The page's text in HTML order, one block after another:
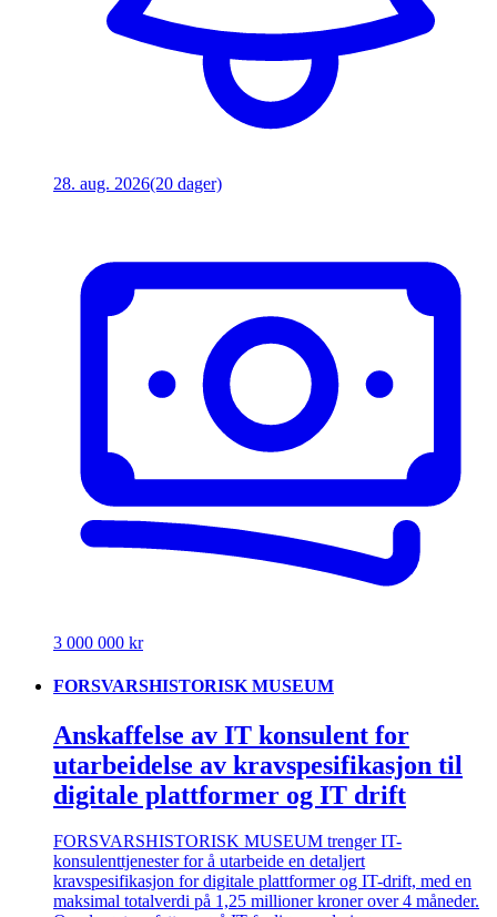
28. aug. 2026(20 dager)
3 000 000 kr
FORSVARSHISTORISK MUSEUM
Anskaffelse av IT konsulent for
utarbeidelse av kravspesifikasjon til
digitale plattformer og IT drift
FORSVARSHISTORISK MUSEUM trenger IT-
konsulenttjenester for å utarbeide en detaljert
kravspesifikasjon for digitale plattformer og IT-drift, med en
maksimal totalverdi på 1,25 millioner kroner over 4 måneder.